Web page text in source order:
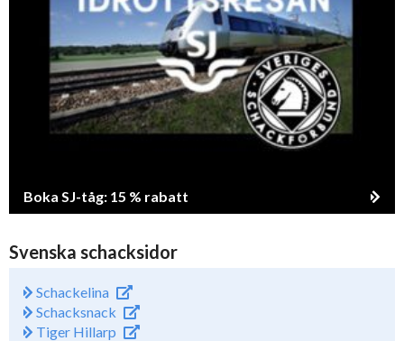
Boka SJ-tåg: 15 % rabatt
Svenska schacksidor
Schackelina
Schacksnack
Tiger Hillarp